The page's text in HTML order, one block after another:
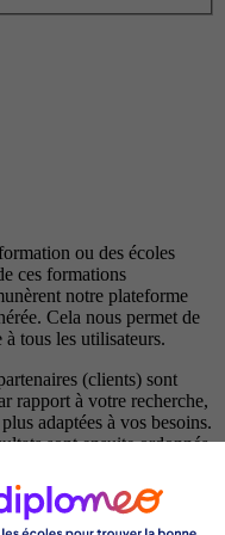
ou des écoles
ces formations
notre plateforme
Cela nous permet de
tous les utilisateurs.
(clients) sont
rapport à votre recherche,
adaptées à vos besoins.
sont ensuite ordonnés
avant les écoles qui
et de campagnes en